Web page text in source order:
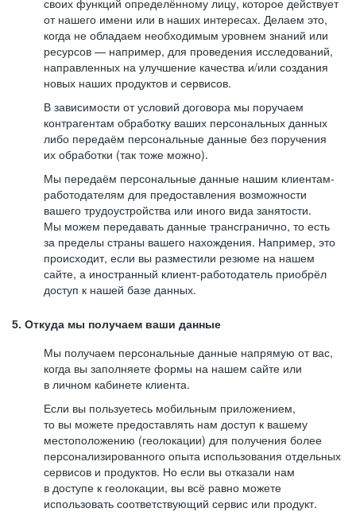
своих функций определённому лицу, которое действует
от нашего имени или в наших интересах. Делаем это,
когда не обладаем необходимым уровнем знаний или
ресурсов — например, для проведения исследований,
направленных на улучшение качества и/или создания
новых наших продуктов и сервисов.
В зависимости от условий договора мы поручаем
контрагентам обработку ваших персональных данных
либо передаём персональные данные без поручения
их обработки (так тоже можно).
Мы передаём персональные данные нашим клиентам-
работодателям для предоставления возможности
вашего трудоустройства или иного вида занятости.
Мы можем передавать данные трансгранично, то есть
за пределы страны вашего нахождения. Например, это
происходит, если вы разместили резюме на нашем
сайте, а иностранный клиент-работодатель приобрёл
доступ к нашей базе данных.
5. Откуда мы получаем ваши данные
Мы получаем персональные данные напрямую от вас,
когда вы заполняете формы на нашем сайте или
в личном кабинете клиента.
Если вы пользуетесь мобильным приложением,
то вы можете предоставлять нам доступ к вашему
местоположению (геолокации) для получения более
персонализированного опыта использования отдельных
сервисов и продуктов. Но если вы отказали нам
в доступе к геолокации, вы всё равно можете
использовать соответствующий сервис или продукт.